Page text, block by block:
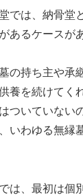
では、納骨堂
あるケースが
の持ち主や承
養を続けてく
ついていない
いわゆる無縁
は、最初は個